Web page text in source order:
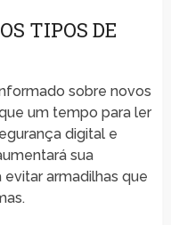
TIPOS DE
sobre novos
um tempo para ler
digital e
sua
armadilhas que